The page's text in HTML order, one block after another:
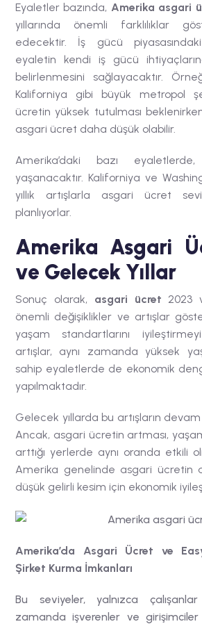
Eyaletler bazında, Amerika asgari
yıllarında önemli farklılıklar
edecektir. İş gücü
eyaletin kendi iş gücü
belirlenmesini sağlayacaktır.
Kaliforniya gibi büyük metropol
ücretin yüksek tutulması
asgari ücret daha düşük olabilir.
Amerika’daki bazı
yaşanacaktır. Kaliforniya ve
yıllık artışlarla asgari ücret
planlıyorlar.
Amerika Asgari
ve Gelecek Yıllar
Sonuç olarak, asgari ücret 2023
önemli değişiklikler ve artışlar
yaşam standartlarını
artışlar, aynı zamanda yüksek
sahip eyaletlerde de ekonomik
yapılmaktadır.
Gelecek yıllarda bu artışların
Ancak, asgari ücretin artması,
arttığı yerlerde aynı oranda etkili
Amerika genelinde asgari ücretin
düşük gelirli kesim için ekonomik
Amerika’da Asgari Ücret ve
Şirket Kurma İmkanları
Bu seviyeler, yalnızca
zamanda işverenler ve